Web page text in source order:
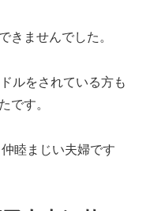
きませんでした。
ルをされている方も
です。
睦まじい夫婦です